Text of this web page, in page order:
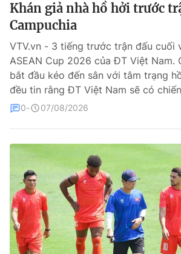
Cơ quan chủ quản:
Cơ quan báo chí:Thời báo VTV
Giấy phép hoạt động báo in và báo điện tử
cấp ngày 29/12/2023
Tổng Biên tập:Vũ Thanh Thủy
Phó Tổng Biên tập:Nguyễn Thị Mỹ Hạnh,
Ðiện thoại Thời báo VTV:024.66 897 897
Liên hệ quảng cáo:0966 196 377
Email:toasoan@vtv.vn
Khán giả nhà hồ hởi trước
Campuchia
VTV.vn - 3 tiếng trước trận đấu cuối
ASEAN Cup 2026 của ĐT Việt Nam.
bắt đầu kéo đến sân với tâm trạng
đều tin rằng ĐT Việt Nam sẽ có
0 07/08/2026